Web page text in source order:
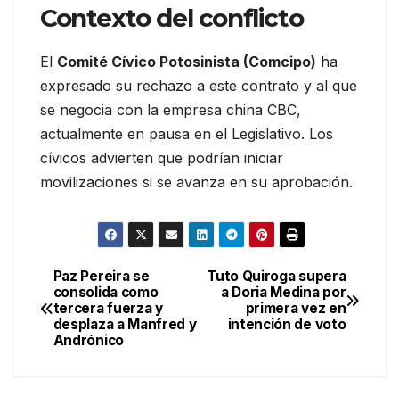
Contexto del conflicto
El Comité Cívico Potosinista (Comcipo) ha
expresado su rechazo a este contrato y al que
se negocia con la empresa china CBC,
actualmente en pausa en el Legislativo. Los
cívicos advierten que podrían iniciar
movilizaciones si se avanza en su aprobación.
Navegación
de
Tuto Quiroga supera
a Doria Medina por
primera vez en
intención de voto
Paz Pereira se
consolida como
tercera fuerza y
desplaza a Manfred y
Andrónico